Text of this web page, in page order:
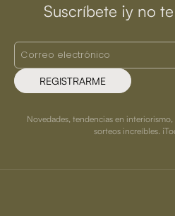
Suscríbete ¡y no
REGISTRARME
Novedades, tendencias en
sorteos increíbles.